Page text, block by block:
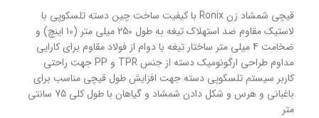
قیچی شمشاد زن Ronix با کیفیت ساخت چین دسته تلسکوپی با
لاستیک مقاوم ضد استهلاک تیغه به طول 250 میلی متر (10 اینچ) و
ضخامت 4 میلی متر ساختار تیغه با دوام از فولاد مقاوم برای کارایی
مداوم طراحی ارگونومیک دسته از جنس TPR و PP جهت راحتی
کاربر سیستم تلسکوپی دسته جهت افزایش طول قیچی مناسب برای
باغبانی و هرس و شکل دادن شمشاد و گیاهان با طول کلی 75 سانتی
متر